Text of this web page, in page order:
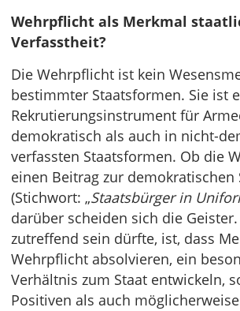
Wehrpflicht als Merkmal
Verfasstheit?
Die Wehrpflicht ist kein
bestimmter Staatsformen. Sie ist
Rekrutierungsinstrument für
demokratisch als auch in nicht-
verfassten Staatsformen. Ob die
einen Beitrag zur demokratischen
(Stichwort: „Staatsbürger in
darüber scheiden sich die
zutreffend sein dürfte, ist, dass
Wehrpflicht absolvieren, ein
Verhältnis zum Staat entwickeln,
Positiven als auch